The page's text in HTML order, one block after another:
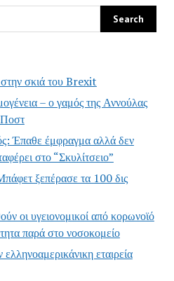
στην σκιά του Brexit
– ο γαμός της Αννούλας
Έπαθε έμφραγμα αλλά δεν
στο “Σκυλίτσειο”
ξεπέρασε τα 100 δις
οι υγειονομικοί από κορωνοϊό
παρά στο νοσοκομείο
εταιρεία